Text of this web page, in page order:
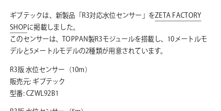
ギブテックは、新製品「R3対応水位センサー」をZETA FACTORY
SHOPに掲載しました。
このセンサーは、TOPPAN製R3モジュールを搭載し、10メートルモ
デルと5メートルモデルの2種類が用意されています。
R3版 水位センサー（10m）
販売元: ギブテック
型番: CZWL92B1